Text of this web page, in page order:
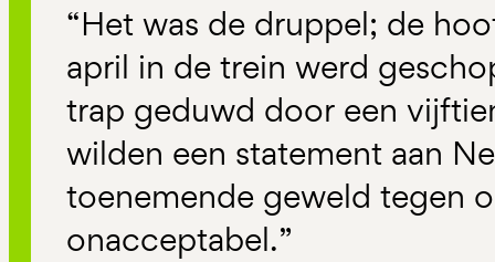
“Het was de druppel; de
april in de trein werd
trap geduwd door een
wilden een statement aan
toenemende geweld tegen
onacceptabel.”